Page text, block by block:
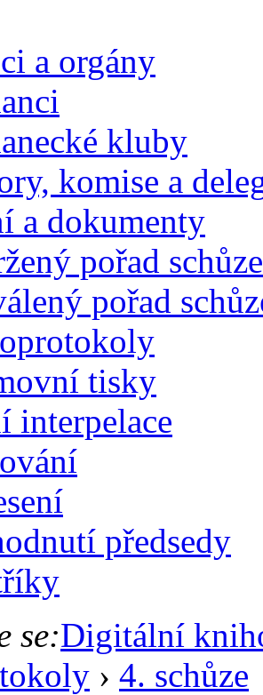
a orgány
kluby
komise a
a dokumenty
pořad schůze
pořad
tisky
interpelace
předsedy
se:Digitální
› 4. schůze